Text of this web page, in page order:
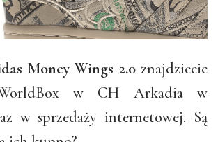
Money Wings 2.0znajdziecie
w CH Arkadia w
w sprzedaży internetowej. Są